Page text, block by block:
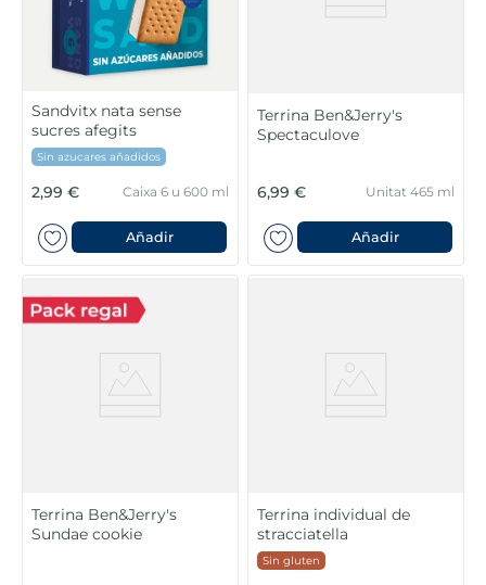
Sandvitx nata sense
sucres afegits
Sin azucares añadidos
2,99 € Caixa 6 u 600 ml
Añadir
Terrina Ben&Jerry's
Spectaculove
6,99 € Unitat 465 ml
Añadir
Terrina Ben&Jerry's
Sundae cookie
Terrina individual de
stracciatella
Sin gluten